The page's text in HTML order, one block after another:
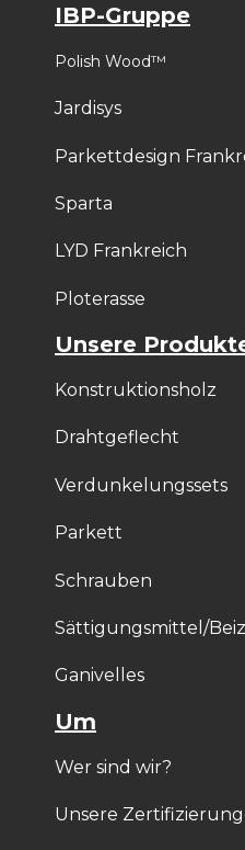
IBP-Gruppe
Polish Wood™
Jardisys
Parkettdesign
Sparta
LYD Frankreich
Ploterasse
Unsere
Konstruktionsholz
Drahtgeflecht
Verdunkelungssets
Parkett
Schrauben
Sättigungsmittel/
Ganivelles
Um
Wer sind wir?
Unsere